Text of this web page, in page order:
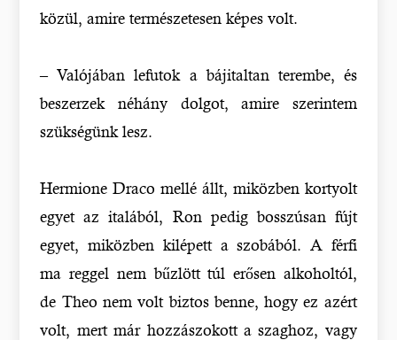
közül, amire természetesen képes volt.
– Valójában lefutok a bájitaltan terembe, és
beszerzek néhány dolgot, amire szerintem
szükségünk lesz.
Hermione Draco mellé állt, miközben kortyolt
egyet az italából, Ron pedig bosszúsan fújt
egyet, miközben kilépett a szobából. A férfi
ma reggel nem bűzlött túl erősen alkoholtól,
de Theo nem volt biztos benne, hogy ez azért
volt, mert már hozzászokott a szaghoz, vagy